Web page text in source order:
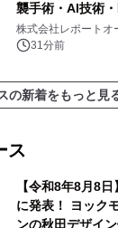
襲手術・AI技術
牽引
株式会社レポートオ
31分前
の新着をもっと見
ス
【令和8年8月8
に発表！ ヨック
ンの秋田デザイ